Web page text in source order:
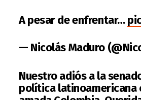
A pesar de enfrentar…
— Nicolás Maduro
Nuestro adiós a la
política latinoamericana